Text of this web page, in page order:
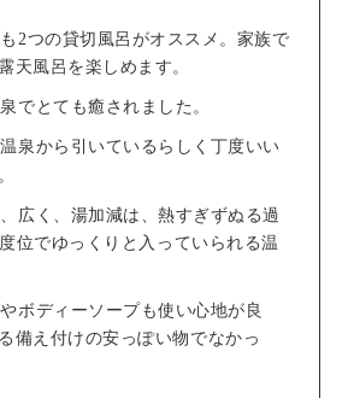
2つの貸切風呂がオススメ。家族で
天風呂を楽しめます。
でとても癒されました。
泉から引いているらしく丁度いい
広く、湯加減は、熱すぎずぬる過
位でゆっくりと入っていられる温
ボディーソープも使い心地が良
備え付けの安っぽい物でなかっ